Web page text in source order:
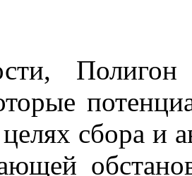
Полигон
сбора и